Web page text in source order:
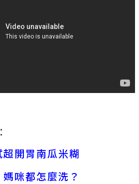
開胃南瓜米糊
咪都怎麼洗？